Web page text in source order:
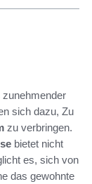
zunehmender
sich dazu, Zu
zu verbringen.
bietet nicht
es, sich von
das gewohnte